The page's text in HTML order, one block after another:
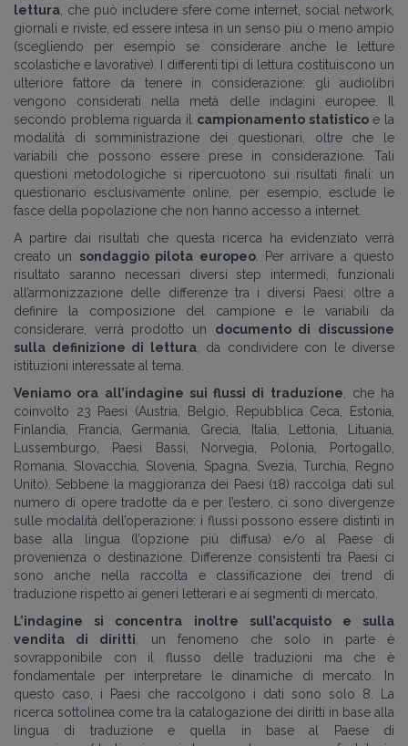
lettura , che può includere sfere come internet, social network,
giornali e riviste, ed essere intesa in un senso più o meno ampio
(scegliendo per esempio se considerare anche le letture
scolastiche e lavorative). I differenti tipi di lettura costituiscono un
ulteriore fattore da tenere in considerazione: gli audiolibri
vengono considerati nella metà delle indagini europee. Il
secondo problema riguarda il campionamento statisticoe la
modalità di somministrazione dei questionari, oltre che le
variabili che possono essere prese in considerazione. Tali
questioni metodologiche si ripercuotono sui risultati finali: un
questionario esclusivamente online, per esempio, esclude le
fasce della popolazione che non hanno accesso a internet.
A partire dai risultati che questa ricerca ha evidenziato verrà
creato un sondaggio pilota europeo. Per arrivare a questo
risultato saranno necessari diversi step intermedi, funzionali
all’armonizzazione delle differenze tra i diversi Paesi: oltre a
definire la composizione del campione e le variabili da
considerare, verrà prodotto un documento di discussione
sulla definizione di lettura, da condividere con le diverse
istituzioni interessate al tema.
Veniamo ora all’indagine sui flussi di traduzione , che ha
coinvolto 23 Paesi (Austria, Belgio, Repubblica Ceca, Estonia,
Finlandia, Francia, Germania, Grecia, Italia, Lettonia, Lituania,
Lussemburgo, Paesi Bassi, Norvegia, Polonia, Portogallo,
Romania, Slovacchia, Slovenia, Spagna, Svezia, Turchia, Regno
Unito). Sebbene la maggioranza dei Paesi (18) raccolga dati sul
numero di opere tradotte da e per l’estero, ci sono divergenze
sulle modalità dell’operazione: i flussi possono essere distinti in
base alla lingua (l’opzione più diffusa) e/o al Paese di
provenienza o destinazione. Differenze consistenti tra Paesi ci
sono anche nella raccolta e classificazione dei trend di
traduzione rispetto ai generi letterari e ai segmenti di mercato.
L’indagine si concentra inoltre sull’acquisto e sulla
vendita di diritti , un fenomeno che solo in parte è
sovrapponibile con il flusso delle traduzioni ma che è
fondamentale per interpretare le dinamiche di mercato. In
questo caso, i Paesi che raccolgono i dati sono solo 8. La
ricerca sottolinea come tra la catalogazione dei diritti in base alla
lingua di traduzione e quella in base al Paese di